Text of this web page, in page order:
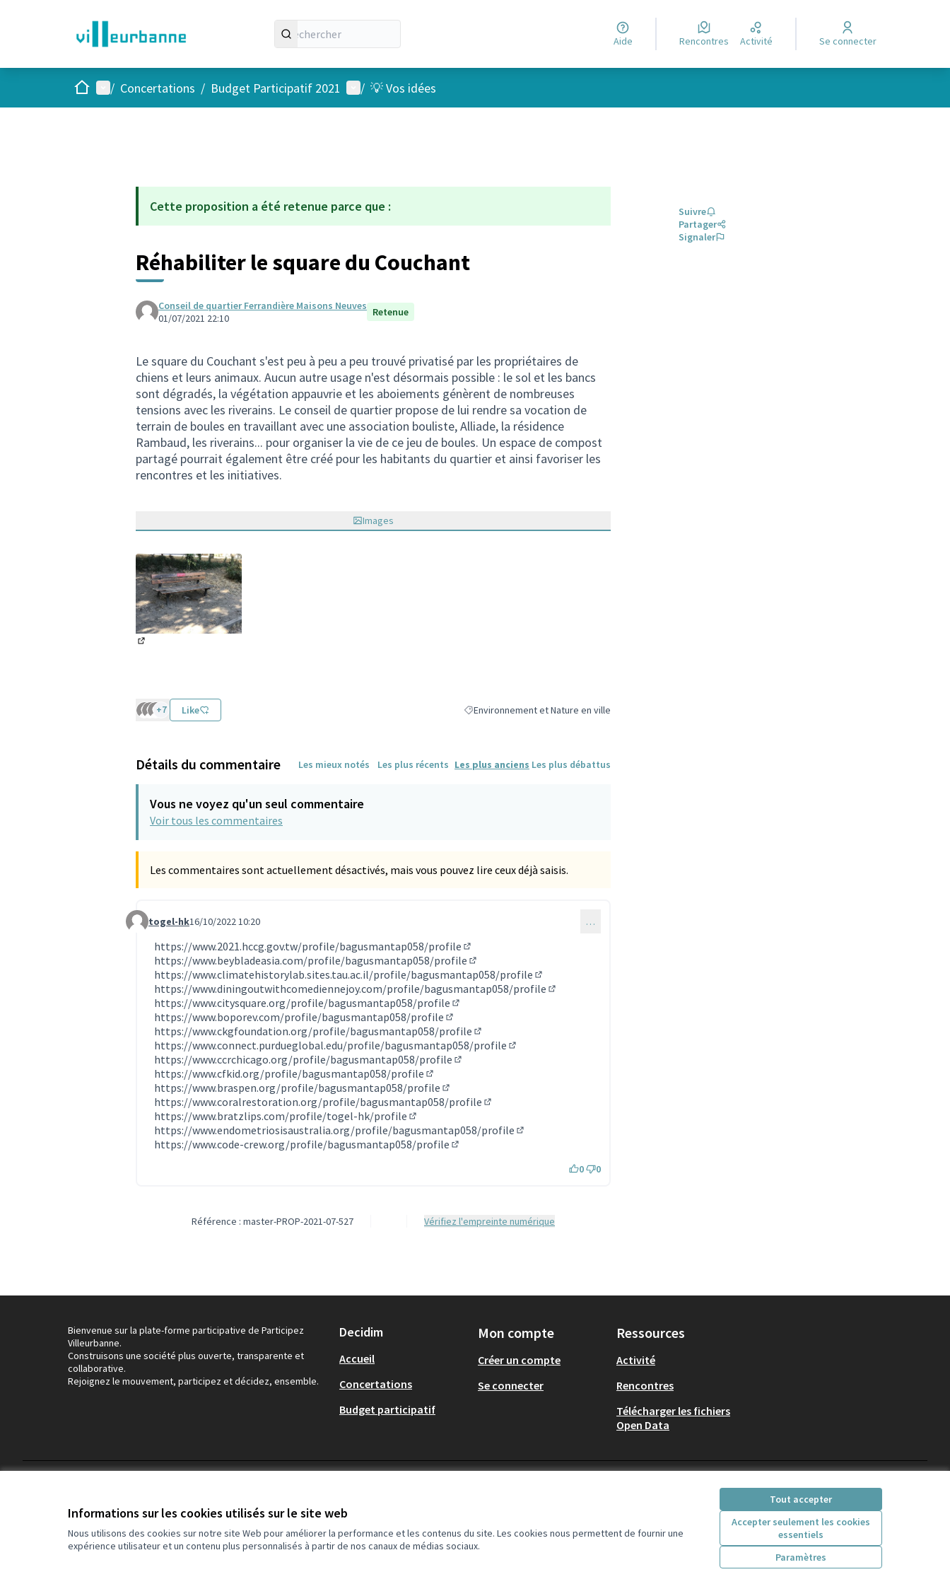
Informations sur les cookies utilisés sur le site web
Nous utilisons des cookies sur notre site Web pour améliorer la performance et les contenus du site. Les cookies nous permettent de fournir une
expérience utilisateur et un contenu plus personnalisés à partir de nos canaux de médias sociaux.
Tout accepter
Accepter seulement les cookies
essentiels
Paramètres
Aide Rencontres Activité Se connecter
AccueilMenu principal
/ Concertations / Budget Participatif 2021 Menu utilisateur
/ 💡 Vos idées
Cette proposition a été retenue parce que :
Réhabiliter le square du Couchant
Conseil de quartier Ferrandière Maisons Neuves
01/07/2021 22:10
Retenue
Le square du Couchant s'est peu à peu a peu trouvé privatisé par les propriétaires de
chiens et leurs animaux. Aucun autre usage n'est désormais possible : le sol et les bancs
sont dégradés, la végétation appauvrie et les aboiements génèrent de nombreuses
tensions avec les riverains. Le conseil de quartier propose de lui rendre sa vocation de
terrain de boules en travaillant avec une association bouliste, Alliade, la résidence
Rambaud, les riverains... pour organiser la vie de ce jeu de boules. Un espace de compost
partagé pourrait également être créé pour les habitants du quartier et ainsi favoriser les
rencontres et les initiatives.
Images
+7 Like Filtrer les résultats de la catégorie : Environnement et Nature en ville
Environnement et Nature en ville
Suivre
Partager
Signaler
Détails du commentaire Les mieux notés Les plus récents Les plus anciens Les plus débattus
Vous ne voyez qu'un seul commentaire
Voir tous les commentaires
Les commentaires sont actuellement désactivés, mais vous pouvez lire ceux déjà saisis.
Commentaire 2114 (réponse au commentaire 1142)
togel-hk16/10/2022 10:20 …
https://www.2021.hccg.gov.tw/profile/bagusmantap058/profile
(Lien externe)
https://www.beybladeasia.com/profile/bagusmantap058/profile
(Lien externe)
https://www.climatehistorylab.sites.tau.ac.il/profile/bagusmantap058/profile
(Lien externe)
https://www.diningoutwithcomediennejoy.com/profile/bagusmantap058/profile
https://www.citysquare.org/profile/bagusmantap058/profile
(Lien externe)
https://www.boporev.com/profile/bagusmantap058/profile
(Lien externe)
https://www.ckgfoundation.org/profile/bagusmantap058/profile
(Lien externe)
https://www.connect.purdueglobal.edu/profile/bagusmantap058/profile
https://www.ccrchicago.org/profile/bagusmantap058/profile
https://www.cfkid.org/profile/bagusmantap058/profile
(Lien externe)
https://www.braspen.org/profile/bagusmantap058/profile
(Lien externe)
https://www.coralrestoration.org/profile/bagusmantap058/profile
https://www.bratzlips.com/profile/togel-hk/profile
(Lien externe)
https://www.endometriosisaustralia.org/profile/bagusmantap058/profile
https://www.code-crew.org/profile/bagusmantap058/profile
0 0
Référence : master-PROP-2021-07-527 Vérifiez l'empreinte numérique
Bienvenue sur la plate-forme participative de Participez
Villeurbanne.
Construisons une société plus ouverte, transparente et
collaborative.
Rejoignez le mouvement, participez et décidez, ensemble.
Decidim
Accueil
Concertations
Budget participatif
Mon compte
Créer un compte
Se connecter
Ressources
Activité
Rencontres
Télécharger les fichiers
Open Data
(Lien externe)
(Lien externe)(Lien externe)(Lien externe)
Licence Creative
(Lien externe)